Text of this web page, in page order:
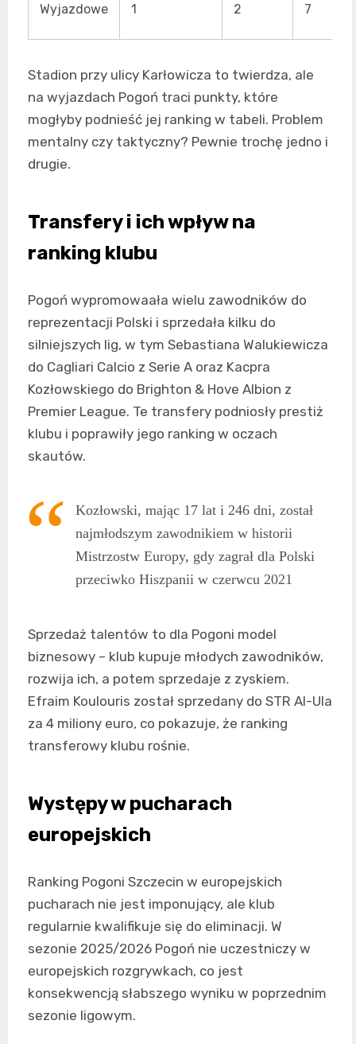
Wyjazdowe 1 2 7
Stadion przy ulicy Karłowicza to twierdza, ale
na wyjazdach Pogoń traci punkty, które
mogłyby podnieść jej ranking w tabeli. Problem
mentalny czy taktyczny? Pewnie trochę jedno i
drugie.
Transfery i ich wpływ na
ranking klubu
Pogoń wypromowaała wielu zawodników do
reprezentacji Polski i sprzedała kilku do
silniejszych lig, w tym Sebastiana Walukiewicza
do Cagliari Calcio z Serie A oraz Kacpra
Kozłowskiego do Brighton & Hove Albion z
Premier League. Te transfery podniosły prestiż
klubu i poprawiły jego ranking w oczach
skautów.
Kozłowski, mając 17 lat i 246 dni, został
najmłodszym zawodnikiem w historii
Mistrzostw Europy, gdy zagrał dla Polski
przeciwko Hiszpanii w czerwcu 2021
Sprzedaż talentów to dla Pogoni model
biznesowy – klub kupuje młodych zawodników,
rozwija ich, a potem sprzedaje z zyskiem.
Efraim Koulouris został sprzedany do STR Al-Ula
za 4 miliony euro, co pokazuje, że ranking
transferowy klubu rośnie.
Występy w pucharach
europejskich
Ranking Pogoni Szczecin w europejskich
pucharach nie jest imponujący, ale klub
regularnie kwalifikuje się do eliminacji. W
sezonie 2025/2026 Pogoń nie uczestniczy w
europejskich rozgrywkach, co jest
konsekwencją słabszego wyniku w poprzednim
sezonie ligowym.